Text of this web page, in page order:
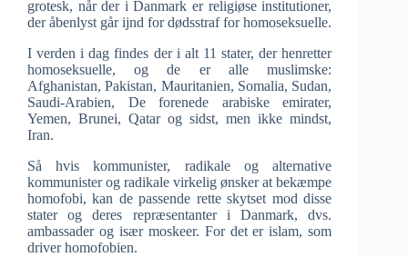
grotesk, når der i Danmark er religiøse institutioner,
der åbenlyst går ijnd for dødsstraf for homoseksuelle.
I verden i dag findes der i alt 11 stater, der henretter
homoseksuelle, og de er alle muslimske:
Afghanistan, Pakistan, Mauritanien, Somalia, Sudan,
Saudi-Arabien, De forenede arabiske emirater,
Yemen, Brunei, Qatar og sidst, men ikke mindst,
Iran.
Så hvis kommunister, radikale og alternative
kommunister og radikale virkelig ønsker at bekæmpe
homofobi, kan de passende rette skytset mod disse
stater og deres repræsentanter i Danmark, dvs.
ambassader og især moskeer. For det er islam, som
driver homofobien.